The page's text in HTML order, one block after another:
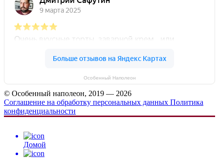
Особенный Наполеон
© Особенный наполеон, 2019 — 2026
Соглашение на обработку персональных данных Политика
конфиденциальности
Домой